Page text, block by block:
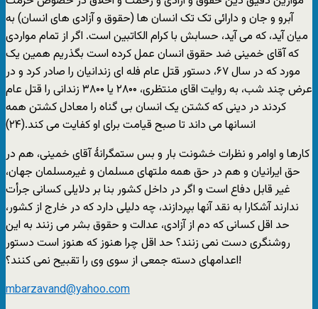
آبرو و جان و دارائی تک تک انسان ها (حقوق و آزادی های انسان) به
ميان آيد، که می آيد، حسابش با کرام الکاتبين است. اگر از تمام مواردی
که آقای خمينی ضد حقوق انسان عمل کرده است بگذريم همين يک
مورد که در سال ۶۷، دستور قتل عام فله ای زندانيان را صادر کرد و در
عرض چند شب، به روايت اقای منتظری، ۲۸۰۰ يا ۳۸۰۰ زندانی را قتل عام
کردند در دينی که کشتن يک انسان بی گناه را معادل کشتن همه
انسانها می داند تا صبح قيامت برای او کفايت می کند.(۲۴)
کارها و اوامر و نظرات خشونت بار و بس ستمگرانۀ آقای خمينی، هم در
حق ايرانيان و هم در حق همه ملتهای مسلمان و غيرمسلمان جهان،
غير قابل دفاع است و اگر در داخل کشور بنا بر دلايلی کسانی جرأت
ندارند آشکارا به نقد آنها بپردازند، چه دليلی دارد که در خارج از کشور،
حد اقل کسانی که دم از آزادی، عدالت و حقوق بشر می زنند به اين
روشنگری دست نمی زنند؟ حد اقل چرا هنوز که هنوز است دستور
اعدامهای دسته جمعی از سوی وی را تقبيح نمی کنند؟!
mbarzavand@yahoo.com